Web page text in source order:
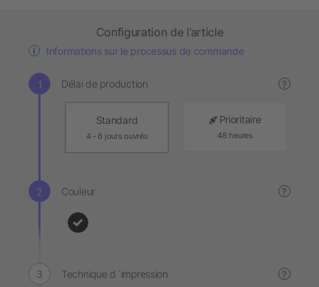
Configuration de l’article
Informations sur le processus de commande
Délai de production ?
Standard
4 - 6 jours ouvrés
Prioritaire
48 heures
Couleur ?
Technique d´impression ?